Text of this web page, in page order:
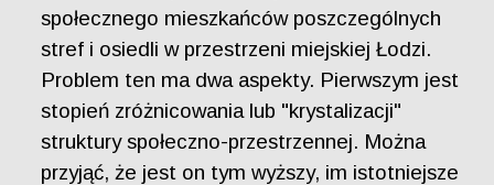
społecznego mieszkańców poszczególnych
stref i osiedli w przestrzeni miejskiej Łodzi.
Problem ten ma dwa aspekty. Pierwszym jest
stopień zróżnicowania lub "krystalizacji"
struktury społeczno-przestrzennej. Można
przyjąć, że jest on tym wyższy, im istotniejsze